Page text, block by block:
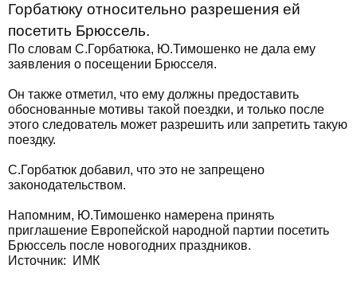
Горбатюку относительно разрешения ей
посетить Брюссель.
По словам С.Горбатюка, Ю.Тимошенко не дала ему
заявления о посещении Брюсселя.
Он также отметил, что ему должны предоставить
обоснованные мотивы такой поездки, и только после
этого следователь может разрешить или запретить такую
поездку.
С.Горбатюк добавил, что это не запрещено
законодательством.
Напомним, Ю.Тимошенко намерена принять
приглашение Европейской народной партии посетить
Брюссель после новогодних праздников.
Источник:
ИМК